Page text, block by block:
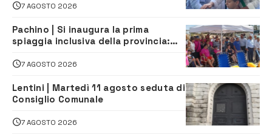
7 AGOSTO 2026
Pachino | Si inaugura la prima
spiaggia inclusiva della provincia:
tutti
7 AGOSTO 2026
Lentini | Martedì 11 agosto seduta di
Consiglio Comunale
7 AGOSTO 2026